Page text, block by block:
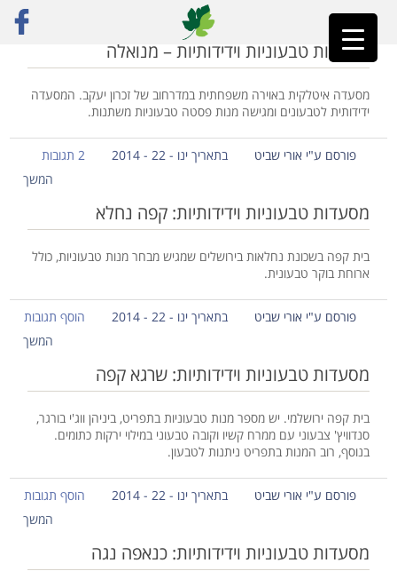
ראשי»אורי שביט
מסעדות טבעוניות וידידותיות – מנואלה
מסעדה איטלקית באוירה משפחתית במדרחוב של זכרון יעקב. המסעדה
ידידותית לטבעונים ומגישה מנות פסטה טבעוניות משתנות.
פורסם ע"י אורי שביט בתאריך ינו - 22 - 2014
2 תגובות
המשך
מסעדות טבעוניות וידידותיות: קפה נחלא
בית קפה בשכונת נחלאות בירושלים שמגיש מבחר מנות טבעוניות, כולל
ארוחת בוקר טבעונית.
פורסם ע"י אורי שביט בתאריך ינו - 22 - 2014
הוסף תגובות
המשך
מסעדות טבעוניות וידידותיות: שרגא קפה
בית קפה ירושלמי. יש מספר מנות טבעוניות בתפריט, ביניהן ווג'י בורגר,
סנדוויץ' צבעוני עם ממרח קשיו וקובה טבעוני במילוי ירקות כתומים.
בנוסף, רוב המנות בתפריט ניתנות לטבעון.
פורסם ע"י אורי שביט בתאריך ינו - 22 - 2014
הוסף תגובות
המשך
מסעדות טבעוניות וידידותיות: כנאפה נגה